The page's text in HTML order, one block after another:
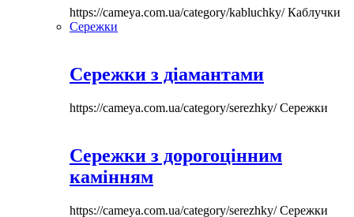
https://cameya.com.ua/category/kabluchky/Каблучки
Сережки
Сережки з діамантами
https://cameya.com.ua/category/serezhky/Сережки
Сережки з дорогоцінним
камінням
https://cameya.com.ua/category/serezhky/Сережки